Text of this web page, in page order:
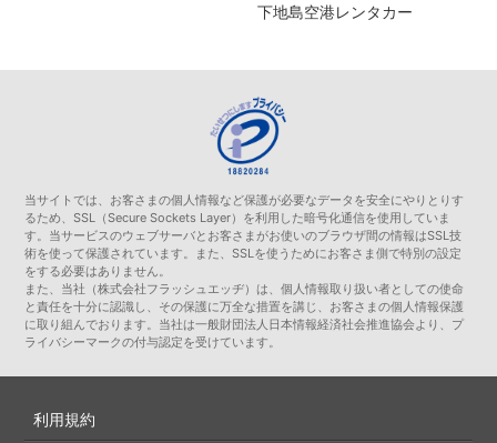
下地島空港レンタカー
当サイトでは、お客さまの個人情報など保護が必要なデータを安全にやりとりす
るため、SSL（Secure Sockets Layer）を利用した暗号化通信を使用していま
す。当サービスのウェブサーバとお客さまがお使いのブラウザ間の情報はSSL技
術を使って保護されています。また、SSLを使うためにお客さま側で特別の設定
をする必要はありません。
また、当社（株式会社フラッシュエッヂ）は、個人情報取り扱い者としての使命
と責任を十分に認識し、その保護に万全な措置を講じ、お客さまの個人情報保護
に取り組んでおります。当社は一般財団法人日本情報経済社会推進協会より、プ
ライバシーマークの付与認定を受けています。
利用規約